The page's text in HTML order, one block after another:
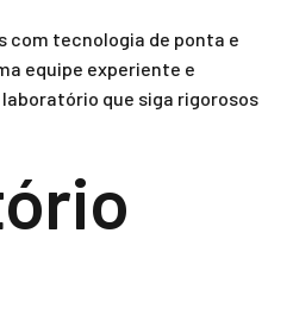
com tecnologia de ponta e
equipe experiente e
que siga rigorosos